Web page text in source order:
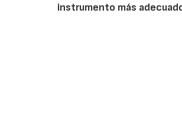
instrumento más